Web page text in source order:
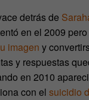
detrás de
en el 2009
imagen y
y respuestas
en 2010
con el suicidio